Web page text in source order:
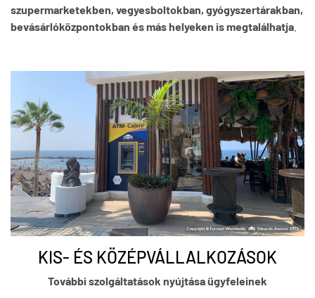
szupermarketekben, vegyesboltokban, gyógyszertárakban,
bevásárlóközpontokban és más helyeken is megtalálhatja
KIS- ÉS KÖZÉPVÁLLALKOZÁSOK
További szolgáltatások nyújtása ügyfeleinek